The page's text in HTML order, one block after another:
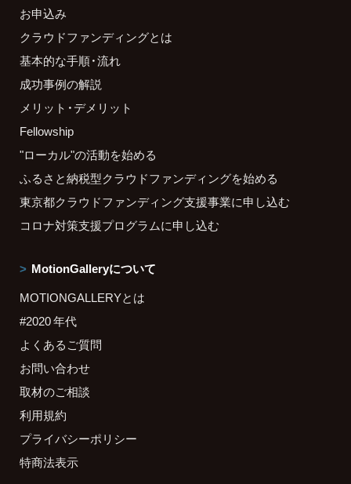
お申込み
クラウドファンディングとは
基本的な手順・流れ
成功事例の解説
メリット・デメリット
Fellowship
"ローカル"の活動を始める
ふるさと納税型クラウドファンディングを始める
東京都クラウドファンディング支援事業に申し込む
コロナ対策支援プログラムに申し込む
MotionGalleryについて
MOTIONGALLERYとは
#2020 年代
よくあるご質問
お問い合わせ
取材のご相談
利用規約
プライバシーポリシー
特商法表示